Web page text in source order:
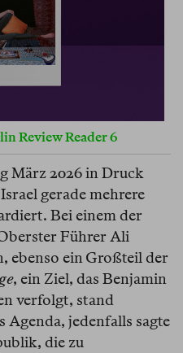
Review Reader 6
März 2026 in Druck
gerade mehrere
Bei einem der
Führer Ali
ebenso ein Großteil der
, ein Ziel, das Benjamin
verfolgt, stand
jedenfalls sagte
die zu